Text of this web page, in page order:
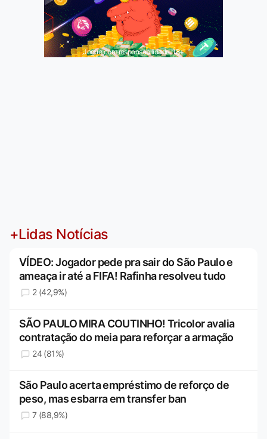
Jogue com responsabilidade. 18+
+Lidas Notícias
VÍDEO: Jogador pede pra sair do São Paulo e
ameaça ir até a FIFA! Rafinha resolveu tudo
2 (42,9%)
SÃO PAULO MIRA COUTINHO! Tricolor avalia
contratação do meia para reforçar a armação
24 (81%)
São Paulo acerta empréstimo de reforço de
peso, mas esbarra em transfer ban
7 (88,9%)